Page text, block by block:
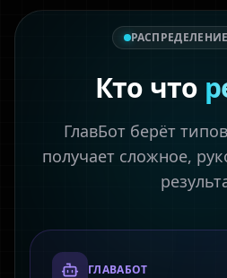
Кто что
ГлавБот берёт
получает сложное,
ГЛАВАБОТ